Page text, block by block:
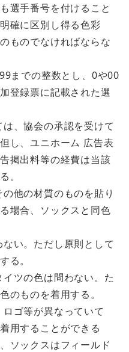
選手番号を付けること
確に区別し得る色彩
ものでなければならな
までの整数とし、0や00
登録票に記載された選
、協会の承認を受けて
し、ユニホーム 広告表
掲出料等の経費は当該
。
他の材質のものを貼り
場合、ソックスと同色
い。ただし原則として
る。
ツの色は問わない。た
のものを着用する。
ゴ等が異なっていて
用することができる
ソックスはフィールド